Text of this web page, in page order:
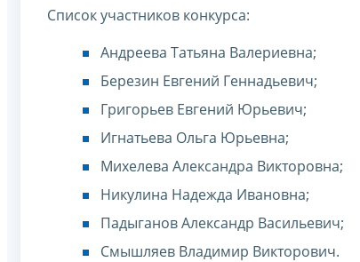
Список участников конкурса:
Андреева Татьяна Валериевна;
Березин Евгений Геннадьевич;
Григорьев Евгений Юрьевич;
Игнатьева Ольга Юрьевна;
Михелева Александра Викторовна;
Никулина Надежда Ивановна;
Падыганов Александр Васильевич;
Смышляев Владимир Викторович.